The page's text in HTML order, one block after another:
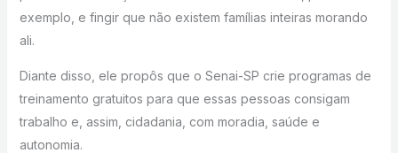
exemplo, e fingir que não existem famílias inteiras morando
ali.
Diante disso, ele propôs que o Senai-SP crie programas de
treinamento gratuitos para que essas pessoas consigam
trabalho e, assim, cidadania, com moradia, saúde e
autonomia.